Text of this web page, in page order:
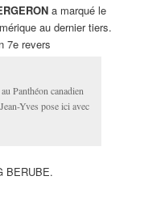
a marqué le
au dernier tiers.
7e revers
Panthéon canadien
Yves pose ici avec
BERUBE.